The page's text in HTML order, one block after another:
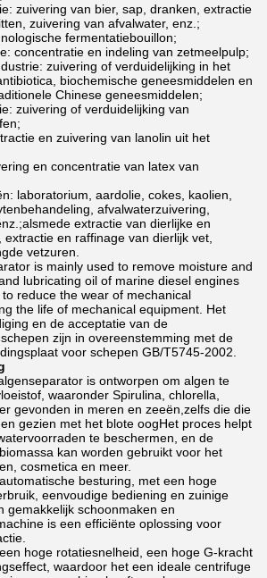
zuivering van bier, sap, dranken, extractie
zuivering van afvalwater, enz.;
fermentatiebouillon;
concentratie en indeling van zetmeelpulp;
zuivering of verduidelijking in het
biochemische geneesmiddelen en
Chinese geneesmiddelen;
zuivering of verduidelijking van
en zuivering van lanolin uit het
en concentratie van latex van
laboratorium, aardolie, cokes, kaolien,
afvalwaterzuivering,
extractie van dierlijke en
en raffinage van dierlijk vet,
vetzuren.
is mainly used to remove moisture and
lubricating oil of marine diesel engines
reduce the wear of mechanical
the life of mechanical equipment. Het
en de acceptatie van de
zijn in overeenstemming met de
voor schepen GB/T5745-2002.
is ontworpen om algen te
waaronder Spirulina, chlorella,
gevonden in meren en zeeën,zelfs die die
gezien met het blote oogHet proces helpt
te beschermen, en de
kan worden gebruikt voor het
cosmetica en meer.
besturing, met een hoge
eenvoudige bediening en zuinige
gemakkelijk schoonmaken en
is een efficiënte oplossing voor
hoge rotatiesnelheid, een hoge G-kracht
waardoor het een ideale centrifuge